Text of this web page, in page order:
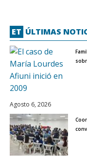
ET ÚLTIMAS
Agosto 6, 2026